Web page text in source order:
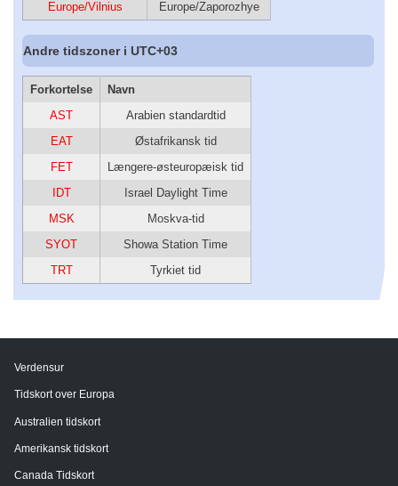
Europe/Vilnius
Europe/Zaporozhye
Andre tidszoner i UTC+03
Forkortelse
Navn
AST
Arabien standardtid
EAT
Østafrikansk tid
FET
Længere-østeuropæisk tid
IDT
Israel Daylight Time
MSK
Moskva-tid
SYOT
Showa Station Time
TRT
Tyrkiet tid
Verdensur
Tidskort over Europa
Australien tidskort
Amerikansk tidskort
Canada Tidskort